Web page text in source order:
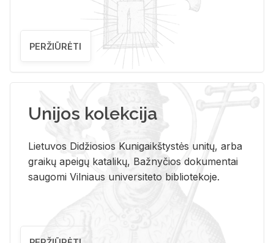
PERŽIŪRĖTI
Unijos kolekcija
Lietuvos Didžiosios Kunigaikštystės unitų, arba
graikų apeigų katalikų, Bažnyčios dokumentai
saugomi Vilniaus universiteto bibliotekoje.